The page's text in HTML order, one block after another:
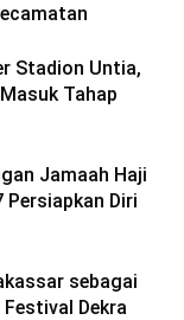
Stadion Untia,
Tahap
Jamaah Haji
Persiapkan Diri
sebagai
Dekra